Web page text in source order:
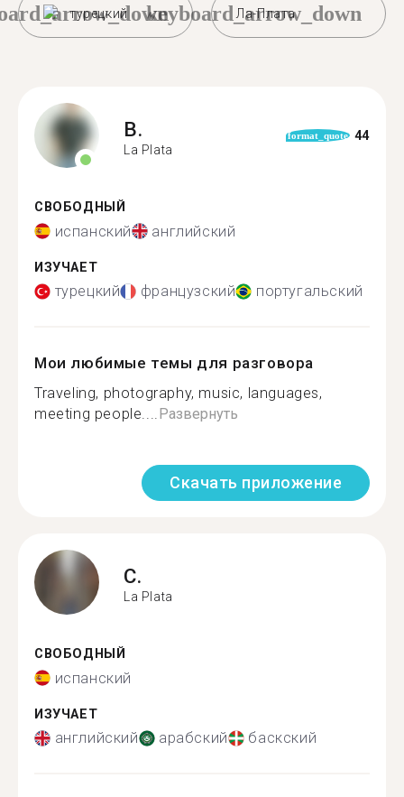
турецкий Ла-Плата
keyboard_arrow_down
B.
La Plata
format_quote 44
СВОБОДНЫЙ
испанский английский
ИЗУЧАЕТ
турецкий французский португальский
Мои любимые темы для разговора
Traveling, photography, music, languages,
meeting people....Развернуть
Скачать приложение
C.
La Plata
СВОБОДНЫЙ
испанский
ИЗУЧАЕТ
английский арабский баскский